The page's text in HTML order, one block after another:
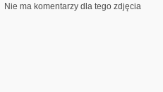
Nie ma komentarzy dla tego zdjęcia